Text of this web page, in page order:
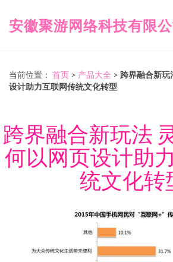
安徽聚游网络科技有限
当前位置： 首页 > 产品大全 > 跨界融合新玩
设计助力互联网传统文化转型
跨界融合新玩法
何以网页设计助
统文化转